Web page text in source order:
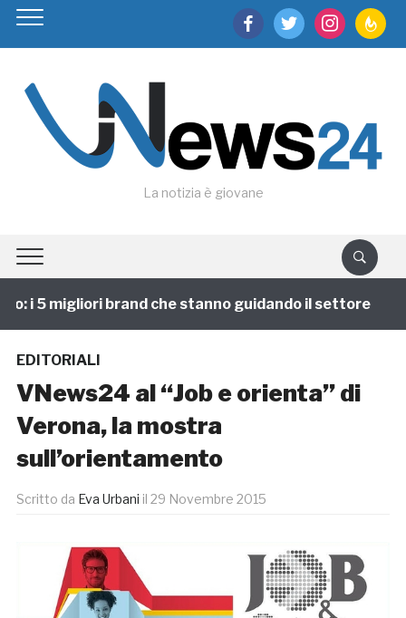
facebooktwitter instagram
La notizia è giovane
i 5 migliori brand che stanno guidando il settore
EDITORIALI
VNews24 al “Job e orienta” di
Verona, la mostra
sull’orientamento
Scritto da Eva Urbani il 29 Novembre 2015